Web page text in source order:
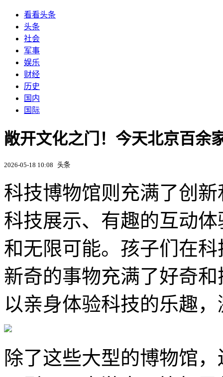
看看头条
头条
社会
军事
娱乐
财经
历史
国内
国际
敞开文化之门！今天北京百余
2026-05-18 10:08 头条
科技博物馆则充满了创
科技展示、有趣的互动
和无限可能。孩子们在
新奇的事物充满了好奇
以亲身体验科技的乐趣
除了这些大型的博物馆